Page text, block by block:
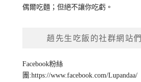
偶爾吃麵；但絕不讓你吃虧。
趙先生吃飯的社群網站們
Facebook粉絲
團:https://www.facebook.com/Lupandaa/